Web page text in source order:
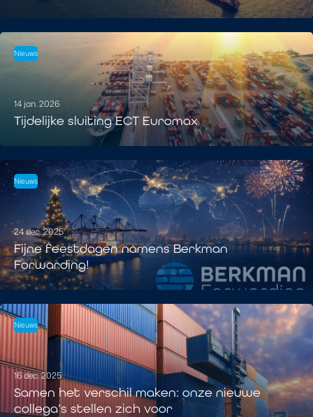
Nieuws
14 jan. 2026
Tijdelijke sluiting ECT Euromax
Nieuws
24 dec. 2025
Fijne feestdagen namens Berkman
Forwarding!
Nieuws
16 dec. 2025
Samen het verschil maken: onze nieuwe
collega’s stellen zich voor